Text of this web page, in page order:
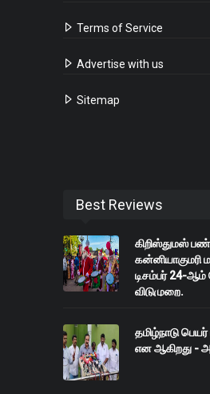
Terms of Service
Advertise with us
Sitemap
Best Reviews
கிறிஸ்துமஸ்
கன்னியாகுமரி
டிசம்பர் 24-ஆம்
விடுமுறை.
தமிழ்நாடு
என ஆகிறது -